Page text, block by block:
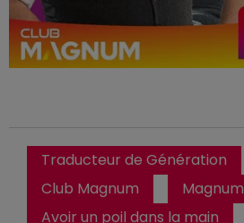
Traducteur de Génération
Club Magnum
Avoir un poil dans la main